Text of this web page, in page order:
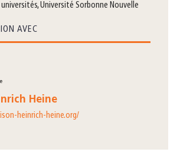
universités, Université Sorbonne Nouvelle
AVEC
Heine
heinrich-heine.org/